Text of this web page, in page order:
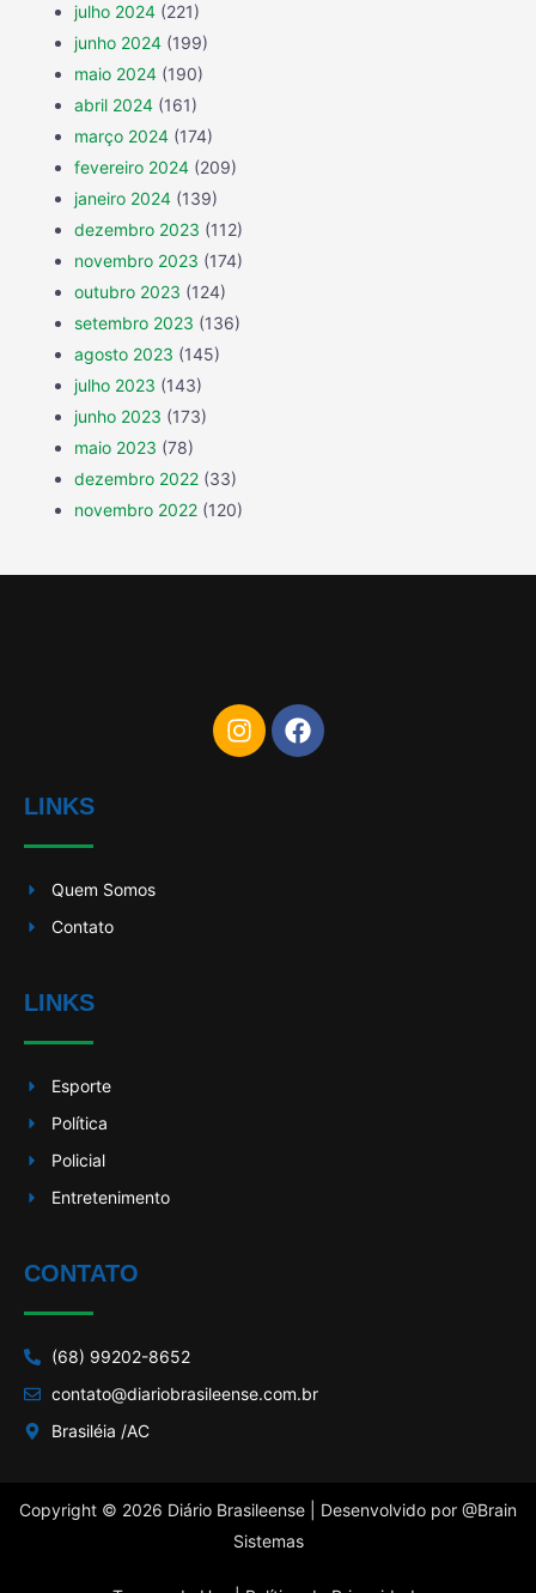
julho 2024 (221)
junho 2024 (199)
maio 2024 (190)
abril 2024 (161)
março 2024 (174)
fevereiro 2024 (209)
janeiro 2024 (139)
dezembro 2023 (112)
novembro 2023 (174)
outubro 2023 (124)
setembro 2023 (136)
agosto 2023 (145)
julho 2023 (143)
junho 2023 (173)
maio 2023 (78)
dezembro 2022 (33)
novembro 2022 (120)
LINKS
Quem Somos
Contato
LINKS
Esporte
Política
Policial
Entretenimento
CONTATO
(68) 99202-8652
contato@diariobrasileense.com.br
Brasiléia /AC
Copyright © 2026 Diário Brasileense | Desenvolvido por @Brain
Sistemas